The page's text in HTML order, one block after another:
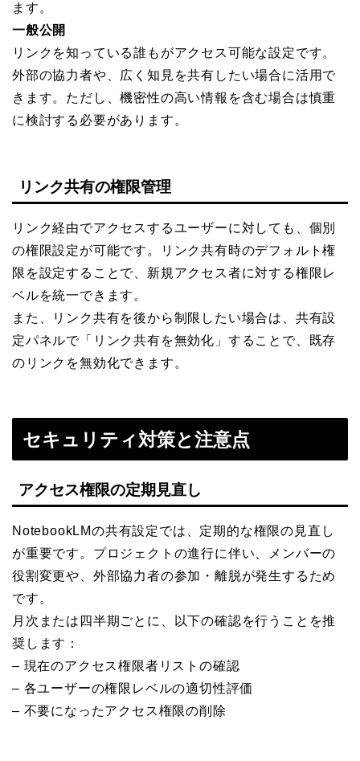
ます。
一般公開
リンクを知っている誰もがアクセス可能な設定です。
外部の協力者や、広く知見を共有したい場合に活用で
きます。ただし、機密性の高い情報を含む場合は慎重
に検討する必要があります。
リンク共有の権限管理
リンク経由でアクセスするユーザーに対しても、個別
の権限設定が可能です。リンク共有時のデフォルト権
限を設定することで、新規アクセス者に対する権限レ
ベルを統一できます。
また、リンク共有を後から制限したい場合は、共有設
定パネルで「リンク共有を無効化」することで、既存
のリンクを無効化できます。
セキュリティ対策と注意点
アクセス権限の定期見直し
NotebookLMの共有設定では、定期的な権限の見直し
が重要です。プロジェクトの進行に伴い、メンバーの
役割変更や、外部協力者の参加・離脱が発生するため
です。
月次または四半期ごとに、以下の確認を行うことを推
奨します：
– 現在のアクセス権限者リストの確認
– 各ユーザーの権限レベルの適切性評価
– 不要になったアクセス権限の削除